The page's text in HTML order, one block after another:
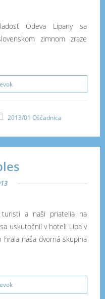
Odeva Lipany sa
zimnom zraze
2013/01 Oščadnica
a naši priatelia na
uskutočnil v hoteli Lipa v
naša dvorná skupina